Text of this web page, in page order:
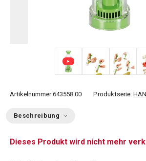
Artikelnummer 643558.00 Produktserie:
Beschreibung
Dieses Produkt wird nicht mehr